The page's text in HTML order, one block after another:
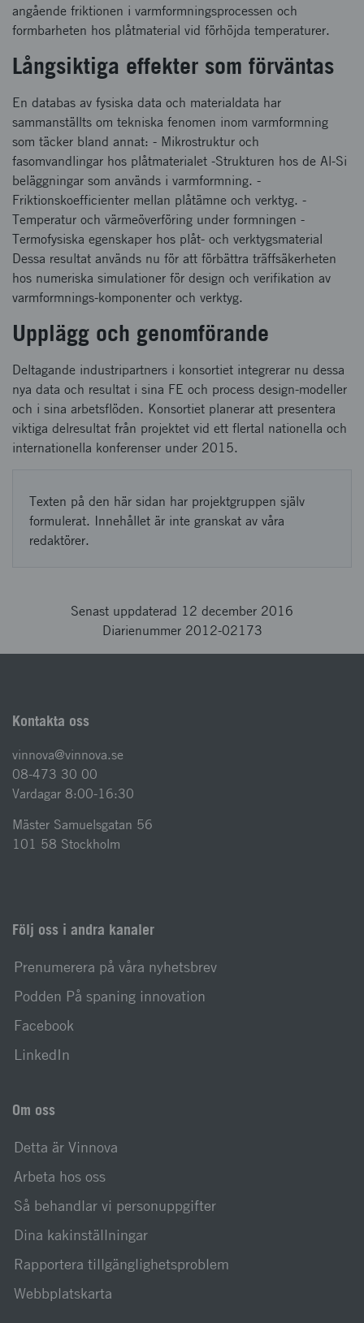
angående friktionen i varmformningsprocessen och
formbarheten hos plåtmaterial vid förhöjda temperaturer.
Långsiktiga effekter som förväntas
En databas av fysiska data och materialdata har
sammanställts om tekniska fenomen inom varmformning
som täcker bland annat: - Mikrostruktur och
fasomvandlingar hos plåtmaterialet -Strukturen hos de Al-Si
beläggningar som används i varmformning. -
Friktionskoefficienter mellan plåtämne och verktyg. -
Temperatur och värmeöverföring under formningen -
Termofysiska egenskaper hos plåt- och verktygsmaterial
Dessa resultat används nu för att förbättra träffsäkerheten
hos numeriska simulationer för design och verifikation av
varmformnings-komponenter och verktyg.
Upplägg och genomförande
Deltagande industripartners i konsortiet integrerar nu dessa
nya data och resultat i sina FE och process design-modeller
och i sina arbetsflöden. Konsortiet planerar att presentera
viktiga delresultat från projektet vid ett flertal nationella och
internationella konferenser under 2015.
Texten på den här sidan har projektgruppen själv
formulerat. Innehållet är inte granskat av våra
redaktörer.
Senast uppdaterad 12 december 2016
Diarienummer 2012-02173
Kontakta oss
vinnova@vinnova.se
08-473 30 00
Vardagar 8:00-16:30
Mäster Samuelsgatan 56
101 58 Stockholm
Följ oss i andra kanaler
Prenumerera på våra nyhetsbrev
Podden På spaning innovation
Facebook
LinkedIn
Om oss
Detta är Vinnova
Arbeta hos oss
Så behandlar vi personuppgifter
Dina kakinställningar
Rapportera tillgänglighetsproblem
Webbplatskarta